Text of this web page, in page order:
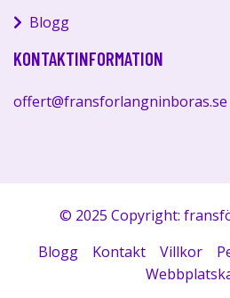
Blogg
KONTAKTINFORMATION
offert@fransforlangninboras.se
© 2025 Copyright:
Blogg
Kontakt Villkor